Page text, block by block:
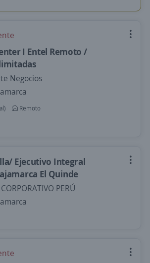
I Entel Remoto /
Negocios
Remoto
Ejecutivo Integral
El Quinde
PERÚ